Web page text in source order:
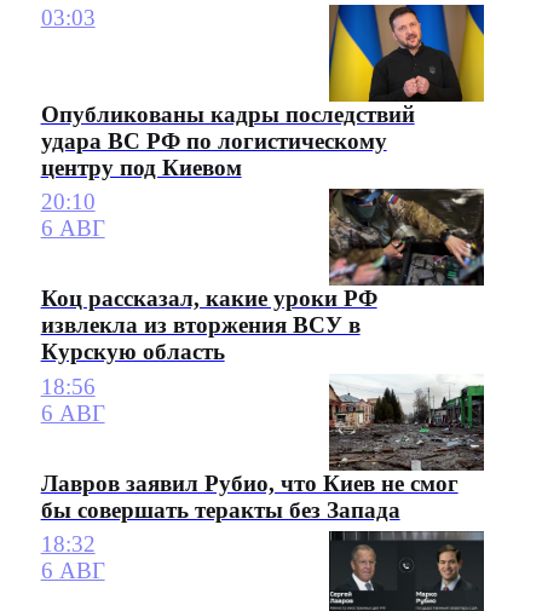
03:03
Опубликованы кадры последствий
удара ВС РФ по логистическому
центру под Киевом
20:10
6 АВГ
Коц рассказал, какие уроки РФ
извлекла из вторжения ВСУ в
Курскую область
18:56
6 АВГ
Лавров заявил Рубио, что Киев не смог
бы совершать теракты без Запада
18:32
6 АВГ